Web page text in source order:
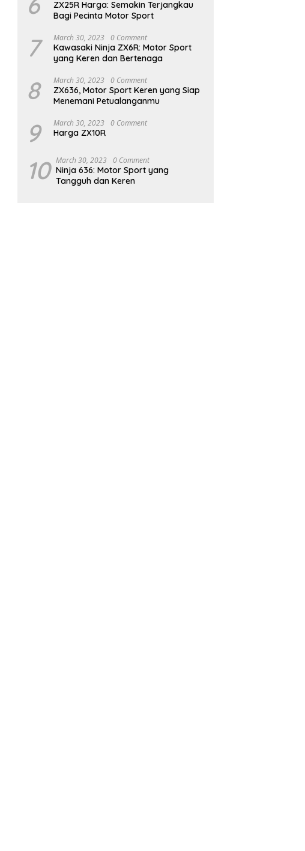
ZX25R Harga: Semakin Terjangkau
Bagi Pecinta Motor Sport
7 March 30, 2023 0 Comment
Kawasaki Ninja ZX6R: Motor Sport
yang Keren dan Bertenaga
8 March 30, 2023 0 Comment
ZX636, Motor Sport Keren yang Siap
Menemani Petualanganmu
9 March 30, 2023 0 Comment
Harga ZX10R
10 March 30, 2023 0 Comment
Ninja 636: Motor Sport yang
Tangguh dan Keren